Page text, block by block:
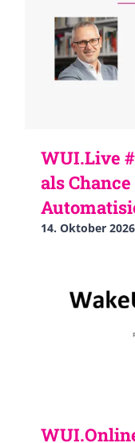
WUI.Live
als
14. Oktober